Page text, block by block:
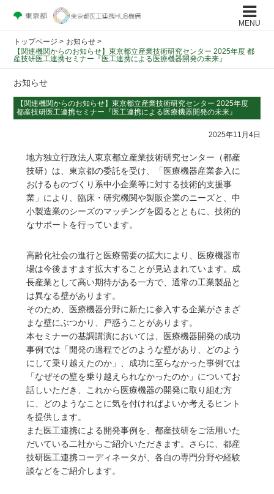
MENU
トップページ > お知らせ >
【関連機関からのお知らせ】東京都立産業技術研究センター 2025年度 都
産技研医工連携セミナー『医工連携による医療機器開発の未来』
お知らせ
【関連機関からのお知らせ】東京都立産業技術研究センター 2025年度
都産技研医工連携セミナー『医工連携による医療機器開発の未来』
2025年11月4日
地方独立行政法人東京都立産業技術研究センター（都産
技研）は、東京都の委託を受け、「医療機器産業参入に
おけるものづくり系中小企業等に対する技術的支援事
業」により、臨床・研究機関や製販企業のニーズと、中
小製造業のシーズのマッチングを図るとともに、技術的
なサポートを行っています。
高齢化社会の進行と医療需要の拡大により、医療機器市
場は今後ますます拡大することが見込まれています。成
長産業として高い期待がある一方で、通常の工業製品と
は異なる壁があります。
そのため、医療機器分野に新たに参入する企業がさまざ
まな壁にぶつかり、戸惑うことがあります。
本セミナーの基調講演においては、医療機器開発の成功
事例では「開発の過程でどのような壁があり、どのよう
にして乗り越えたのか」、成功に至らなかった事例では
「なぜその壁を乗り越えられなかったのか」についてお
話しいただき、これから医療機器の開発に取り組む方
に、どのようなことに気を付ければよいか考えるヒント
を提供します。
また医工連携による開発事例を、都産技研をご活用いた
だいている二社からご紹介いただきます。さらに、都産
技研医工連携コーディネータが、各自の専門分野や経験
談などをご紹介します。